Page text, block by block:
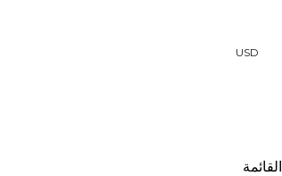
USD
القائمة